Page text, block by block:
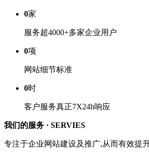
0家
服务超4000+多家企业用户
0项
网站细节标准
0时
客户服务真正7X24h响应
我们的服务 · SERVIES
专注于企业网站建设及推广,从而有效提